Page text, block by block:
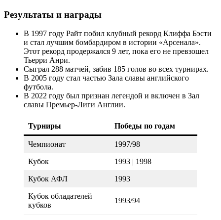
Результаты и награды
В 1997 году Райт побил клубный рекорд Клиффа Бэсти
и стал лучшим бомбардиром в истории «Арсенала».
Этот рекорд продержался 9 лет, пока его не превзошел
Тьерри Анри.
Сыграл 288 матчей, забив 185 голов во всех турнирах.
В 2005 году стал частью Зала славы английского
футбола.
В 2022 году был признан легендой и включен в Зал
славы Премьер-Лиги Англии.
Турниры Победы по годам
Чемпионат 1997/98
Кубок 1993 | 1998
Кубок АФЛ 1993
Кубок обладателей
кубков
1993/94